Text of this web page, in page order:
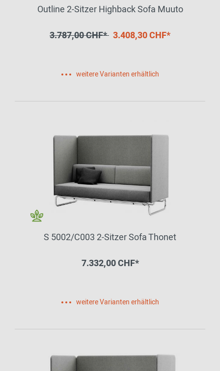
Outline 2-Sitzer Highback Sofa Muuto
3.787,00 CHF* 3.408,30 CHF*
weitere Varianten erhältlich
S 5002/C003 2-Sitzer Sofa Thonet
7.332,00 CHF*
weitere Varianten erhältlich